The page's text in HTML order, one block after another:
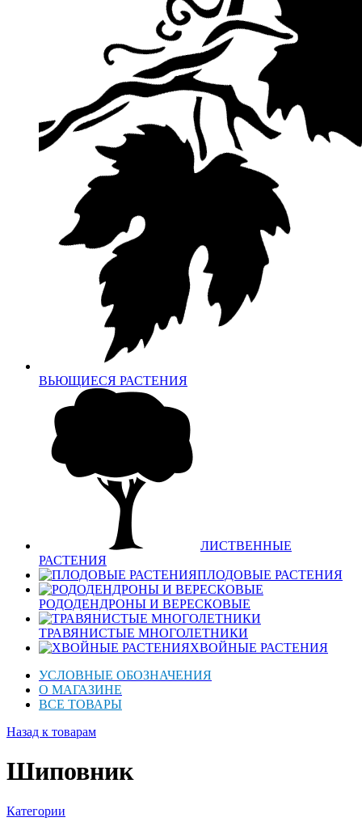
ВЬЮЩИЕСЯ РАСТЕНИЯ
ЛИСТВЕННЫЕ
РАСТЕНИЯ
ПЛОДОВЫЕ РАСТЕНИЯ
РОДОДЕНДРОНЫ И ВЕРЕСКОВЫЕ
ТРАВЯНИСТЫЕ МНОГОЛЕТНИКИ
ХВОЙНЫЕ РАСТЕНИЯ
УСЛОВНЫЕ ОБОЗНАЧЕНИЯ
О МАГАЗИНЕ
ВСЕ ТОВАРЫ
Назад к товарам
Шиповник
Категории